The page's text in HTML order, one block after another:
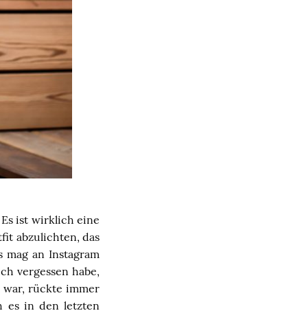
ist wirklich eine
abzulichten, das
an Instagram
vergessen habe,
war, rückte immer
es in den letzten